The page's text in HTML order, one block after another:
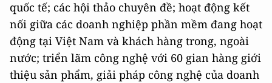
quốc tế; các hội thảo chuyên đề; hoạt động kết
nối giữa các doanh nghiệp phần mềm đang hoạt
động tại Việt Nam và khách hàng trong, ngoài
nước; triển lãm công nghệ với 60 gian hàng giới
thiệu sản phẩm, giải pháp công nghệ của doanh